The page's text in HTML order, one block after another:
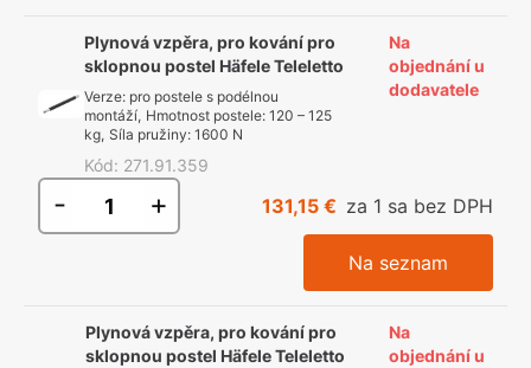
Plynová vzpěra, pro kování pro
sklopnou postel Häfele Teleletto
Verze: pro postele s podélnou
montáží, Hmotnost postele: 120 – 125
kg, Síla pružiny: 1600 N
Kód: 271.91.359
Na
objednání u
dodavatele
- + 131,15 € za 1 sa bez DPH
Na seznam
Plynová vzpěra, pro kování pro
sklopnou postel Häfele Teleletto
Na
objednání u